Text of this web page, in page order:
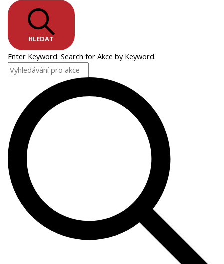
HLEDAT
Enter Keyword. Search for Akce by Keyword.